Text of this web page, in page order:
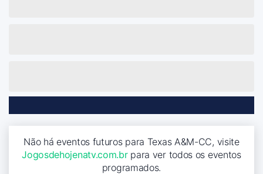
Não há eventos futuros para Texas A&M-CC, visite
Jogosdehojenatv.com.brpara ver todos os eventos
programados.